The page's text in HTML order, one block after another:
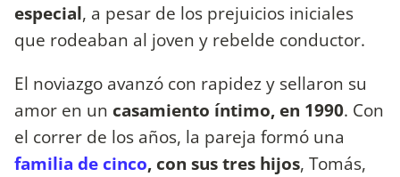
especial, a pesar de los prejuicios iniciales
que rodeaban al joven y rebelde conductor.
El noviazgo avanzó con rapidez y sellaron su
amor en un casamiento íntimo, en 1990. Con
el correr de los años, la pareja formó una
familia de cinco, con sus tres hijos, Tomás,